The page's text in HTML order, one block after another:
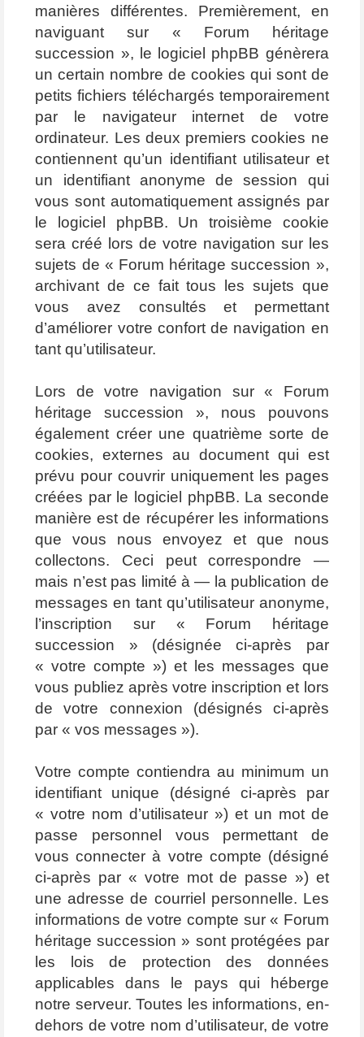
manières différentes. Premièrement, en
naviguant sur « Forum héritage
succession », le logiciel phpBB génèrera
un certain nombre de cookies qui sont de
petits fichiers téléchargés temporairement
par le navigateur internet de votre
ordinateur. Les deux premiers cookies ne
contiennent qu’un identifiant utilisateur et
un identifiant anonyme de session qui
vous sont automatiquement assignés par
le logiciel phpBB. Un troisième cookie
sera créé lors de votre navigation sur les
sujets de « Forum héritage succession »,
archivant de ce fait tous les sujets que
vous avez consultés et permettant
d’améliorer votre confort de navigation en
tant qu’utilisateur.
Lors de votre navigation sur « Forum
héritage succession », nous pouvons
également créer une quatrième sorte de
cookies, externes au document qui est
prévu pour couvrir uniquement les pages
créées par le logiciel phpBB. La seconde
manière est de récupérer les informations
que vous nous envoyez et que nous
collectons. Ceci peut correspondre —
mais n’est pas limité à — la publication de
messages en tant qu’utilisateur anonyme,
l’inscription sur « Forum héritage
succession » (désignée ci-après par
« votre compte ») et les messages que
vous publiez après votre inscription et lors
de votre connexion (désignés ci-après
par « vos messages »).
Votre compte contiendra au minimum un
identifiant unique (désigné ci-après par
« votre nom d’utilisateur ») et un mot de
passe personnel vous permettant de
vous connecter à votre compte (désigné
ci-après par « votre mot de passe ») et
une adresse de courriel personnelle. Les
informations de votre compte sur « Forum
héritage succession » sont protégées par
les lois de protection des données
applicables dans le pays qui héberge
notre serveur. Toutes les informations, en-
dehors de votre nom d’utilisateur, de votre